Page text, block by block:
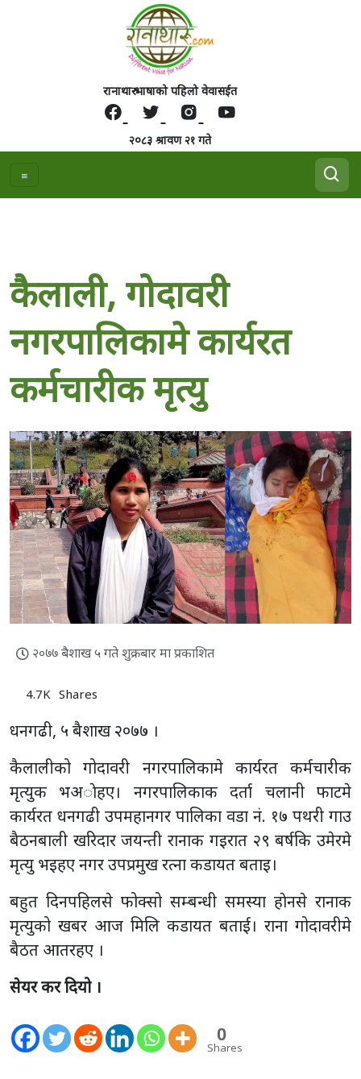
रानाथारु भाषाको पहिलो वेवासईत
२०८३ श्रावण २१ गते
कैलाली, गोदावरी
नगरपालिकामे कार्यरत
कर्मचारीक मृत्यु
२०७७ बैशाख ५ गते शुक्रबार मा प्रकाशित
4.7K Shares
धनगढी, ५ बैशाख २०७७ ।
कैलालीको गोदावरी नगरपालिकामे कार्यरत कर्मचारीक
मृत्युक भअाेहए। नगरपालिकाक दर्ता चलानी फाटमे
कार्यरत धनगढी उपमहानगर पालिका वडा नं. १७ पथरी गाउ
बैठनबाली खरिदार जयन्ती रानाक गइरात २९ बर्षकि उमेरमे
मृत्यु भइहए नगर उपप्रमुख रत्ना कडायत बताइ।
बहुत दिनपहिलसे फोक्सो सम्बन्धी समस्या हाेनसे रानाक
मृत्युको खबर आज मिलि कडायत बताई। राना गोदावरीमे
बैठत आतरहए ।
सेयर कर दियो ।
0
Shares